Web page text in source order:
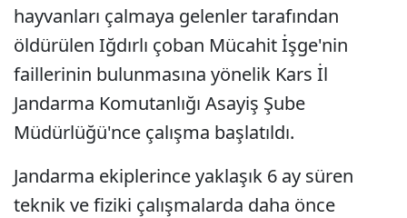
hayvanları çalmaya gelenler tarafından
öldürülen Iğdırlı çoban Mücahit İşge'nin
faillerinin bulunmasına yönelik Kars İl
Jandarma Komutanlığı Asayiş Şube
Müdürlüğü'nce çalışma başlatıldı.
Jandarma ekiplerince yaklaşık 6 ay süren
teknik ve fiziki çalışmalarda daha önce